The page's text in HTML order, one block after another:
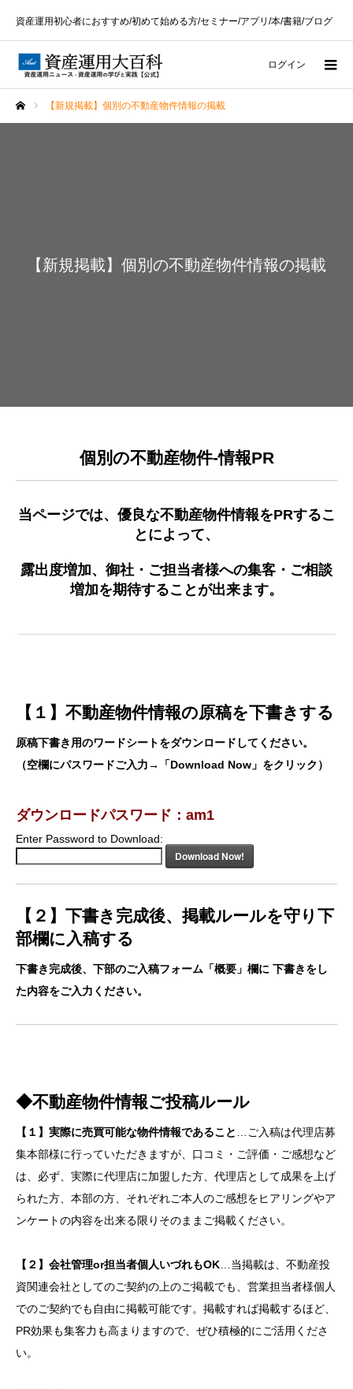
資産運用初心者におすすめ/初めて始める方/セミナー/アプリ/本/書籍/ブログ
ログイン
【新規掲載】個別の不動産物件情報の掲載
【新規掲載】個別の不動産物件情報の掲載
個別の不動産物件-情報PR
当ページでは、優良な不動産物件情報をPRするこ
とによって、
露出度増加、御社・ご担当者様への集客・ご相談
増加を期待することが出来ます。
【１】不動産物件情報の原稿を下書きする
原稿下書き用のワードシートをダウンロードしてください。
（空欄にパスワードご入力→「Download Now」をクリック）
ダウンロードパスワード：am1
Enter Password to Download:
Download Now!
【２】下書き完成後、掲載ルールを守り下
部欄に入稿する
下書き完成後、下部のご入稿フォーム「概要」欄に 下書きをし
た内容をご入力ください。
◆不動産物件情報ご投稿ルール
【１】実際に売買可能な物件情報であること
…ご入稿は代理店募
集本部様に行っていただきますが、口コミ・ご評価・ご感想など
は、必ず、実際に代理店に加盟した方、代理店として成果を上げ
られた方、本部の方、それぞれご本人のご感想をヒアリングやア
ンケートの内容を出来る限りそのままご掲載ください。
【２】会社管理or担当者個人いづれもOK …当掲載は、不動産投
資関連会社としてのご契約の上のご掲載でも、営業担当者様個人
でのご契約でも自由に掲載可能です。掲載すれば掲載するほど、
PR効果も集客力も高まりますので、ぜひ積極的にご活用くださ
い。